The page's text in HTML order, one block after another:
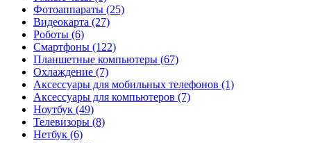
Фотоаппараты (25)
Видеокарта (27)
Роботы (6)
Смартфоны (122)
Планшетные компьютеры (67)
Охлаждение (7)
Аксессуары для мобильных телефонов (1)
Аксессуары для компьютеров (7)
Ноутбук (49)
Телевизоры (8)
Нетбук (6)